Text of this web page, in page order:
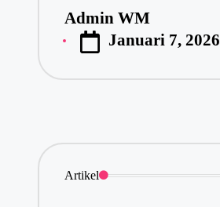
Posted
by
Admin WM
Januari 7, 2026
Artikel